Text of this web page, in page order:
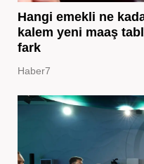
Hangi emekli ne
kalem yeni maaş
fark
Haber7